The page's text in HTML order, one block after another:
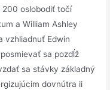
200 oslobodiť točí
a William Ashley
vzhliadnuť Edwin
sa pozdĺž
sa stávky základný
dovnútra ii